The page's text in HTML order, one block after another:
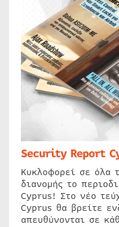
Security Report
Κυκλοφορεί σε όλα
διανομής το
Cyprus! Στο νέο
Cyprus θα βρείτε
απευθύνονται σε